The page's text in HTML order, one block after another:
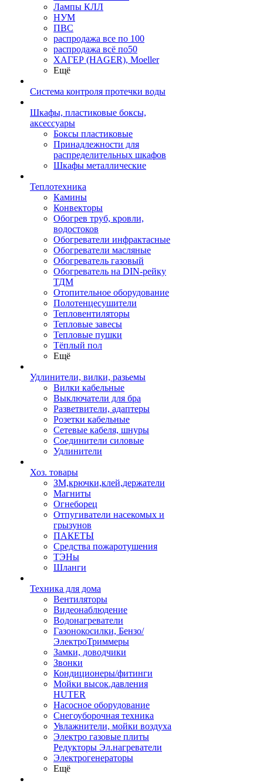
Лампы КЛЛ
НУМ
ПВС
распродажа все по 100
распродажа всё по50
ХАГЕР (HAGER), Moeller
Ещё
Система контроля протечки воды
Шкафы, пластиковые боксы,
аксессуары
Боксы пластиковые
Принадлежности для
распределительных шкафов
Шкафы металлические
Теплотехника
Камины
Конвекторы
Обогрев труб, кровли,
водостоков
Обогреватели инфрактасные
Обогреватели масляные
Обогреватель газовый
Обогреватель на DIN-рейку
ТДМ
Отопительное оборудование
Полотенцесушители
Тепловентиляторы
Тепловые завесы
Тепловые пушки
Тёплый пол
Ещё
Удлинители, вилки, разьемы
Вилки кабельные
Выключатели для бра
Разветвители, адаптеры
Розетки кабельные
Сетевые кабеля, шнуры
Соединители силовые
Удлинители
Хоз. товары
ЗМ,крючки,клей,держатели
Магниты
Огнеборец
Отпугиватели насекомых и
грызунов
ПАКЕТЫ
Средства пожаротушения
ТЭНы
Шланги
Техника для дома
Вентиляторы
Видеонаблюдение
Водонагреватели
Газонокосилки, Бензо/
ЭлектроТриммеры
Замки, доводчики
Звонки
Кондиционеры/фитинги
Мойки высок.давления
HUTER
Насосное оборудование
Снегоуборочная техника
Увлажнители, мойки воздуха
Электро газовые плиты
Редукторы Эл.нагреватели
Электрогенераторы
Ещё